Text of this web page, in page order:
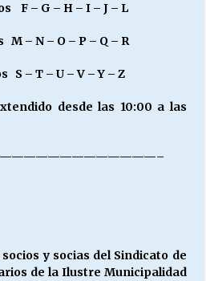
F – G – H – I – J – L
– N – O – P – Q – R
– T – U – V – Y – Z
desde las 10:00 a las
y socias del Sindicato de
de la Ilustre Municipalidad